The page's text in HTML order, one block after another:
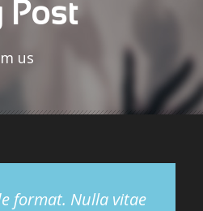
Post
us
format. Nulla vitae